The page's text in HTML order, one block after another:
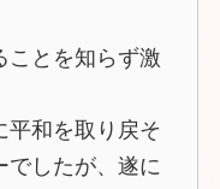
ことを知らず激
平和を取り戻そ
でしたが、遂に